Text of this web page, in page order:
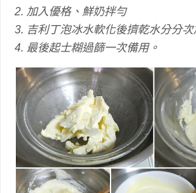
2. 加入優格、鮮奶拌勻
3. 吉利丁泡冰水軟化後擠乾水分分次
4. 最後起士糊過篩一次備用。